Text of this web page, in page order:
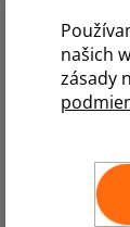
našich
zásady